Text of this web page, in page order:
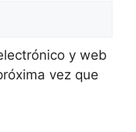
y web
vez que